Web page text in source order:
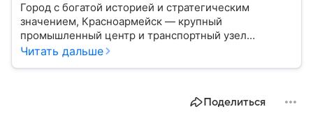
Город с богатой историей и стратегическим
значением, Красноармейск — крупный
промышленный центр и транспортный узел
Донбасса. В материале рассказываем главное об
Читать дальше
Поделиться